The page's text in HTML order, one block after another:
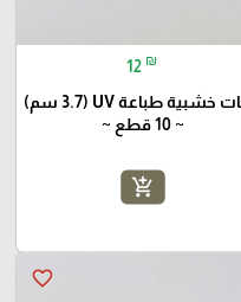
12 ₪
ثيمات خشبية طباعة UV (3.7 سم)
~ 10 قطع ~
add_shopping_cart
favorite_border